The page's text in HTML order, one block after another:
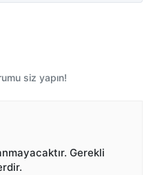
siz yapın!
Gerekli